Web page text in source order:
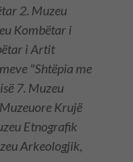
2. Muzeu
Kombëtar i
i Artit
"Shtëpia me
7. Muzeu
Krujë
Etnografik
Arkeologjik,